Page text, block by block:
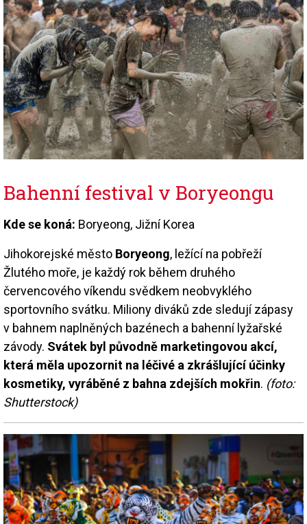
Bahenní festival v Boryeongu
Kde se koná: Boryeong, Jižní Korea
Jihokorejské město Boryeong, ležící na pobřeží
Žlutého moře, je každý rok během druhého
červencového víkendu svědkem neobvyklého
sportovního svátku. Miliony diváků zde sledují zápasy
v bahnem naplněných bazénech a bahenní lyžařské
závody. Svátek byl původně marketingovou akcí,
která měla upozornit na léčivé a zkrášlující účinky
kosmetiky, vyráběné z bahna zdejších mokřin. (foto:
Shutterstock)